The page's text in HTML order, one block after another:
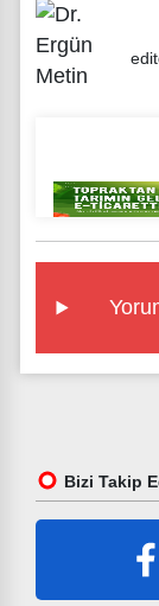
Bizi Takip